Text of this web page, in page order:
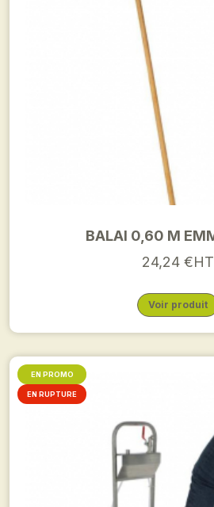
BALAI 0,60 M
24,24 €HT
Voir produit
EN PROMO
EN RUPTURE